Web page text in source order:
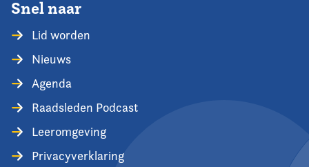
Snel naar
Lid worden
Nieuws
Agenda
Raadsleden Podcast
Leeromgeving
Privacyverklaring